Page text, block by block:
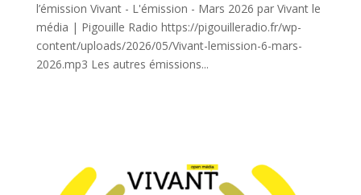
l’émission Vivant - L'émission - Mars 2026 par Vivant le
média | Pigouille Radio https://pigouilleradio.fr/wp-
content/uploads/2026/05/Vivant-lemission-6-mars-
2026.mp3 Les autres émissions...